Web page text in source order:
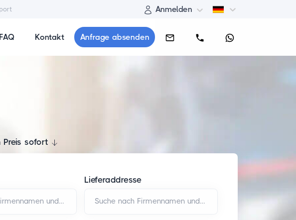
Anmelden
FAQ Kontakt Anfrage absenden
Preis sofort
Suche nach Firmennamen und/oder Adresse*
Lieferaddresse
Suche nach Firmennamen und/oder Adresse*